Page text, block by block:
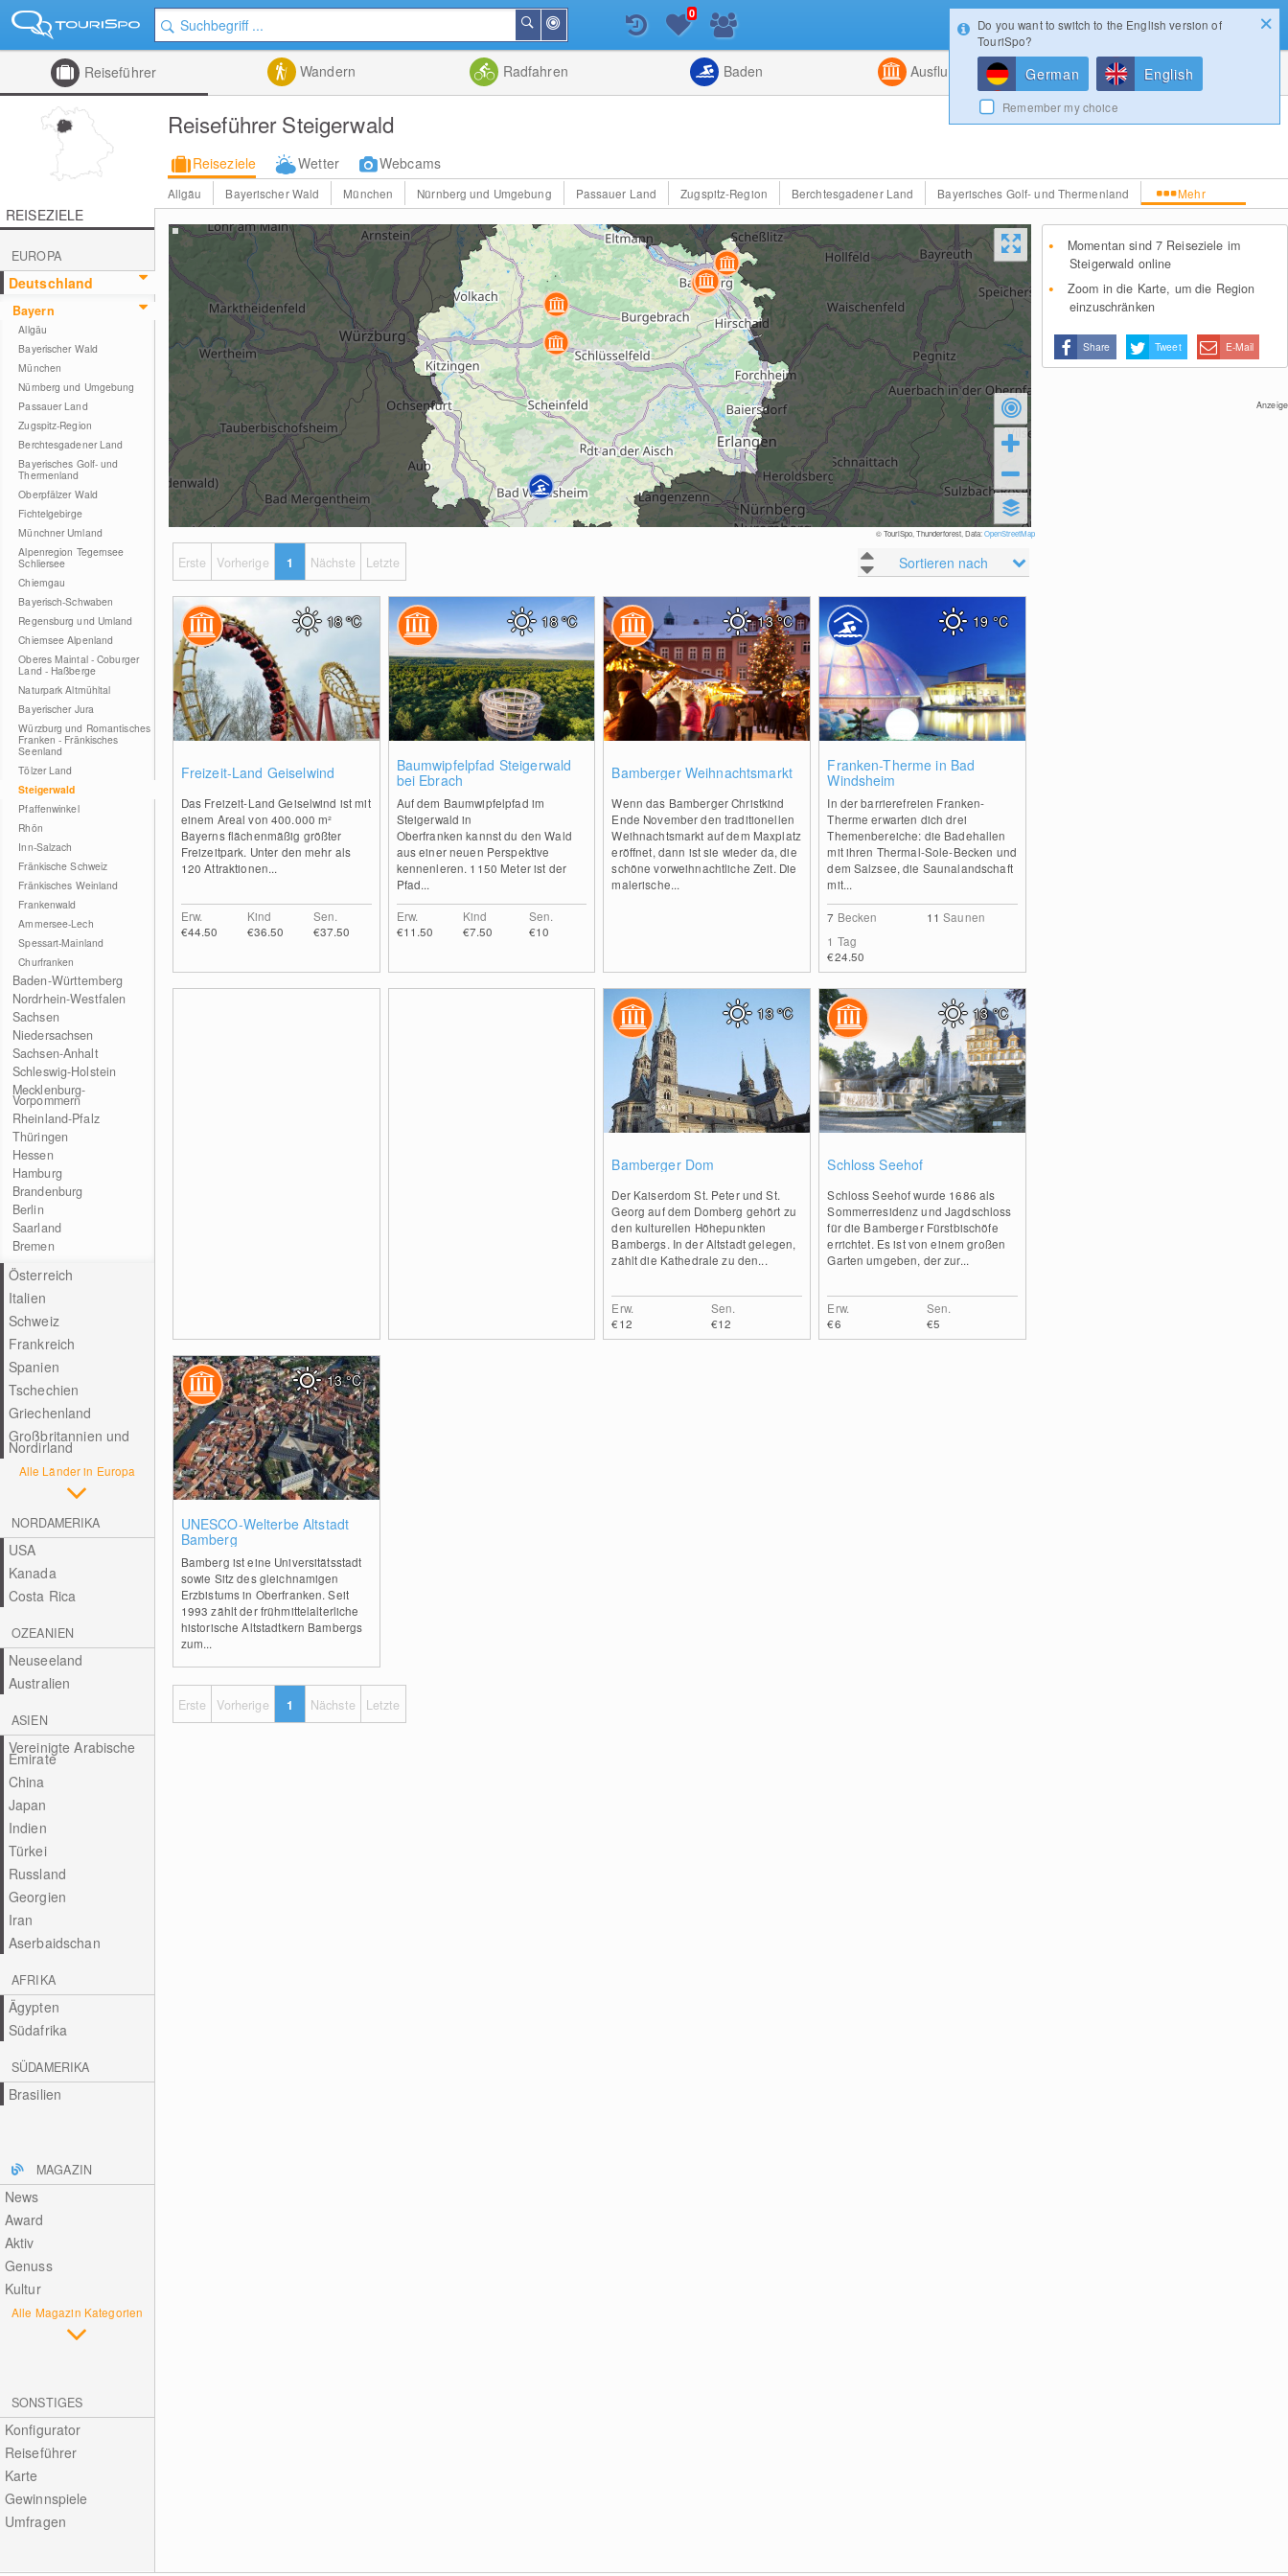
der
Nähe
Suchen
Listenansicht
Kombiniert
0
Reiseführer Wandern Radfahren Baden Ausflugsziele Magazin
Reiseführer Steigerwald
Reiseziele Wetter Webcams
Allgäu Bayerischer Wald München Nürnberg und Umgebung Passauer Land Zugspitz-Region Berchtesgadener Land Bayerisches Golf- und Thermenland Mehr
REISEZIELE
EUROPA
Deutschland
Bayern
Allgäu
Bayerischer Wald
München
Nürnberg und Umgebung
Passauer Land
Zugspitz-Region
Berchtesgadener Land
Bayerisches Golf- und
Thermenland
Oberpfälzer Wald
Fichtelgebirge
Münchner Umland
Alpenregion Tegernsee
Schliersee
Chiemgau
Bayerisch-Schwaben
Regensburg und Umland
Chiemsee Alpenland
Oberes Maintal - Coburger
Land - Haßberge
Naturpark Altmühltal
Bayerischer Jura
Würzburg und Romantisches
Franken - Fränkisches
Seenland
Tölzer Land
Steigerwald
Pfaffenwinkel
Rhön
Inn-Salzach
Fränkische Schweiz
Fränkisches Weinland
Frankenwald
Ammersee-Lech
Spessart-Mainland
Churfranken
Baden-Württemberg
Nordrhein-Westfalen
Sachsen
Niedersachsen
Sachsen-Anhalt
Schleswig-Holstein
Mecklenburg-
Vorpommern
Rheinland-Pfalz
Thüringen
Hessen
Hamburg
Brandenburg
Berlin
Saarland
Bremen
Österreich
Italien
Schweiz
Frankreich
Spanien
Tschechien
Griechenland
Großbritannien und
Nordirland
Alle Länder in Europa
NORDAMERIKA
USA
Kanada
Costa Rica
OZEANIEN
Neuseeland
Australien
ASIEN
Vereinigte Arabische
Emirate
China
Japan
Indien
Türkei
Russland
Georgien
Iran
Aserbaidschan
AFRIKA
Ägypten
Südafrika
SÜDAMERIKA
Brasilien
MAGAZIN
News
Award
Aktiv
Genuss
Kultur
Alle Magazin Kategorien
SONSTIGES
Konfigurator
Reiseführer
Karte
Gewinnspiele
Umfragen
© TouriSpo, Thunderforest, Data:OpenStreetMap
Sortieren nach
Erste Vorherige 1 Nächste Letzte
Freizeit-Land Geiselwind
Das Freizeit-Land Geiselwind ist mit
einem Areal von 400.000 m²
Bayerns flächenmäßig größter
Freizeitpark. Unter den mehr als
120 Attraktionen...
Erw.
€44.50
Kind
€36.50
Sen.
€37.50
18°C
Baumwipfelpfad Steigerwald
bei Ebrach
Auf dem Baumwipfelpfad im
Steigerwald in
Oberfranken kannst du den Wald
aus einer neuen Perspektive
kennenleren. 1150 Meter ist der
Pfad...
Erw.
€11.50
Kind
€7.50
Sen.
€10
18°C
Bamberger Weihnachtsmarkt
Wenn das Bamberger Christkind
Ende November den traditionellen
Weihnachtsmarkt auf dem Maxplatz
eröffnet, dann ist sie wieder da, die
schöne vorweihnachtliche Zeit. Die
malerische...
13°C
Franken-Therme in Bad
Windsheim
In der barrierefreien Franken-
Therme erwarten dich drei
Themenbereiche: die Badehallen
mit ihren Thermal-Sole-Becken und
dem Salzsee, die Saunalandschaft
mit...
7 Becken 11 Saunen
1 Tag
€24.50
19°C
Bamberger Dom
Der Kaiserdom St. Peter und St.
Georg auf dem Domberg gehört zu
den kulturellen Höhepunkten
Bambergs. In der Altstadt gelegen,
zählt die Kathedrale zu den...
Erw.
€12
Sen.
€12
13°C
Schloss Seehof
Schloss Seehof wurde 1686 als
Sommerresidenz und Jagdschloss
für die Bamberger Fürstbischöfe
errichtet. Es ist von einem großen
Garten umgeben, der zur...
Erw.
€6
Sen.
€5
13°C
UNESCO-Welterbe Altstadt
Bamberg
Bamberg ist eine Universitätsstadt
sowie Sitz des gleichnamigen
Erzbistums in Oberfranken. Seit
1993 zählt der frühmittelalterliche
historische Altstadtkern Bambergs
zum...
13°C
Erste Vorherige 1 Nächste Letzte
Momentan sind 7 Reiseziele im
Steigerwald online
Zoom in die Karte, um die Region
einzuschränken
Share Tweet E-Mail
Anzeige
Login
Do you want to switch to the English version of
TouriSpo?
German English
Remember my choice
Konfigurator Gewinnspiele